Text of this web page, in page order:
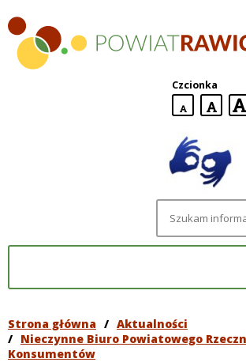
Powiat
Rawicki
Czcionka
domyślna
Szukana
fraza
Strona główna / Aktualności
/ Nieczynne Biuro Powiatowego
Konsumentów